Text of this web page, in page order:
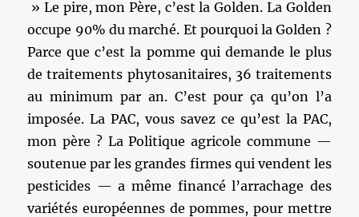
» Le pire, mon Père, c’est la Golden. La Golden
occupe 90% du marché. Et pourquoi la Golden ?
Parce que c’est la pomme qui demande le plus
de traitements phytosanitaires, 36 traitements
au minimum par an. C’est pour ça qu’on l’a
imposée. La PAC, vous savez ce qu’est la PAC,
mon père ? La Politique agricole commune —
soutenue par les grandes firmes qui vendent les
pesticides — a même financé l’arrachage des
variétés européennes de pommes, pour mettre